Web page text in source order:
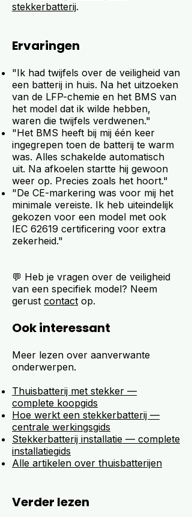
stekkerbatterij.
Ervaringen
"Ik had twijfels over de veiligheid van
een batterij in huis. Na het uitzoeken
van de LFP-chemie en het BMS van
het model dat ik wilde hebben,
waren die twijfels verdwenen."
"Het BMS heeft bij mij één keer
ingegrepen toen de batterij te warm
was. Alles schakelde automatisch
uit. Na afkoelen startte hij gewoon
weer op. Precies zoals het hoort."
"De CE-markering was voor mij het
minimale vereiste. Ik heb uiteindelijk
gekozen voor een model met ook
IEC 62619 certificering voor extra
zekerheid."
💬 Heb je vragen over de veiligheid
van een specifiek model? Neem
gerust contact op.
Ook interessant
Meer lezen over aanverwante
onderwerpen.
Thuisbatterij met stekker —
complete koopgids
Hoe werkt een stekkerbatterij —
centrale werkingsgids
Stekkerbatterij installatie — complete
installatiegids
Alle artikelen over thuisbatterijen
Verder lezen